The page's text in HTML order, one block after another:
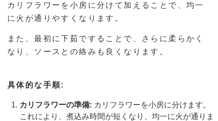
カリフラワーを小房に分けて加えることで、均一
に火が通りやすくなります。
また、最初に下茹ですることで、さらに柔らかく
なり、ソースとの絡みも良くなります。
具体的な手順:
カリフラワーの準備: カリフラワーを小房に分けます。
これにより、煮込み時間が短くなり、均一に火が通りま